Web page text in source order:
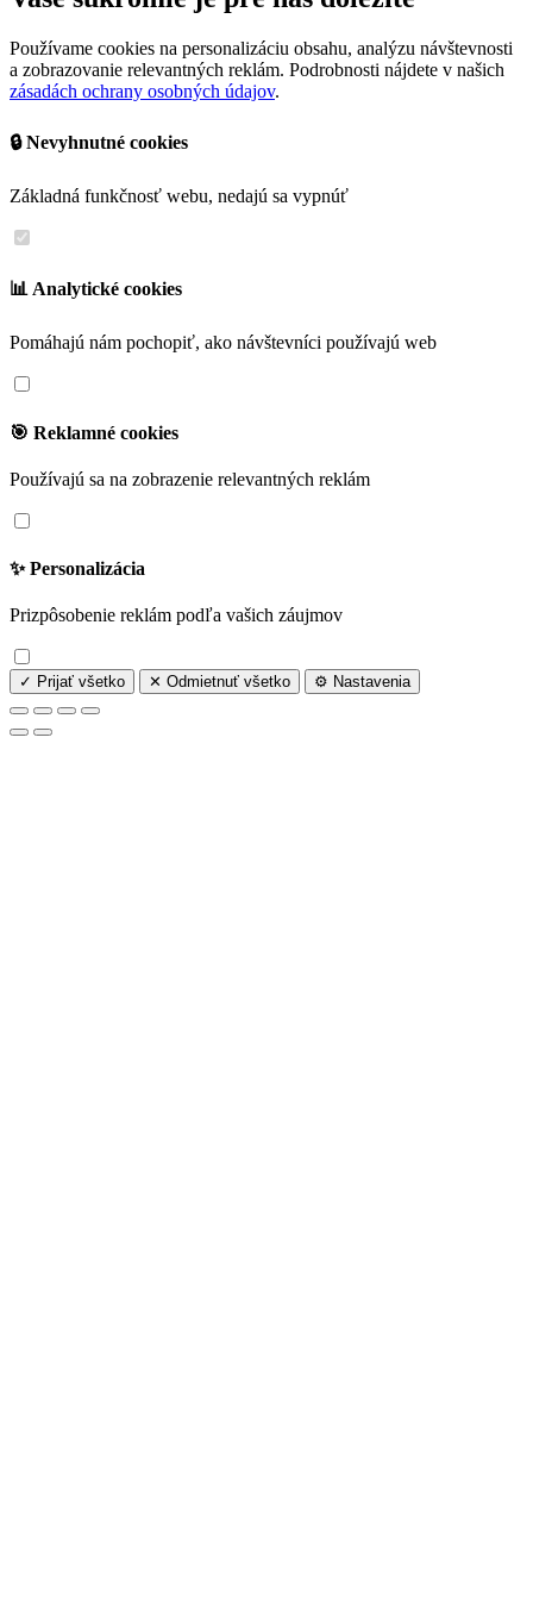
Používame cookies na personalizáciu obsahu, analýzu návštevnosti
a zobrazovanie relevantných reklám. Podrobnosti nájdete v našich
zásadách ochrany osobných údajov.
🔒 Nevyhnutné cookies
Základná funkčnosť webu, nedajú sa vypnúť
📊 Analytické cookies
Pomáhajú nám pochopiť, ako návštevníci používajú web
🎯 Reklamné cookies
Používajú sa na zobrazenie relevantných reklám
✨ Personalizácia
Prizpôsobenie reklám podľa vašich záujmov
✓ Prijať všetko ✕ Odmietnuť všetko ⚙️ Nastavenia